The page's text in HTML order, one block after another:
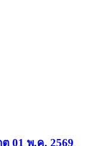
01 พ.ค. 2569